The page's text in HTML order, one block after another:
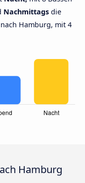
Nachmittags die
Hamburg, mit 4
Hamburg